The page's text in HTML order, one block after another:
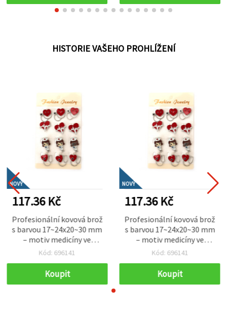
HISTORIE VAŠEHO PROHLÍŽENÍ
NOVÝ
117.36 Kč
Profesionální kovová brož
s barvou 17~24x20~30 mm
– motiv medicíny ve
stříbrné barvě, sada 12 ks
a ocenění
Kód: 696141
Koupit
NOVÝ
117.36 Kč
Profesionální kovová brož
s barvou 17~24x20~30 mm
– motiv medicíny ve
stříbrné barvě, sada 12 ks
a ocenění
Kód: 696141
Koupit